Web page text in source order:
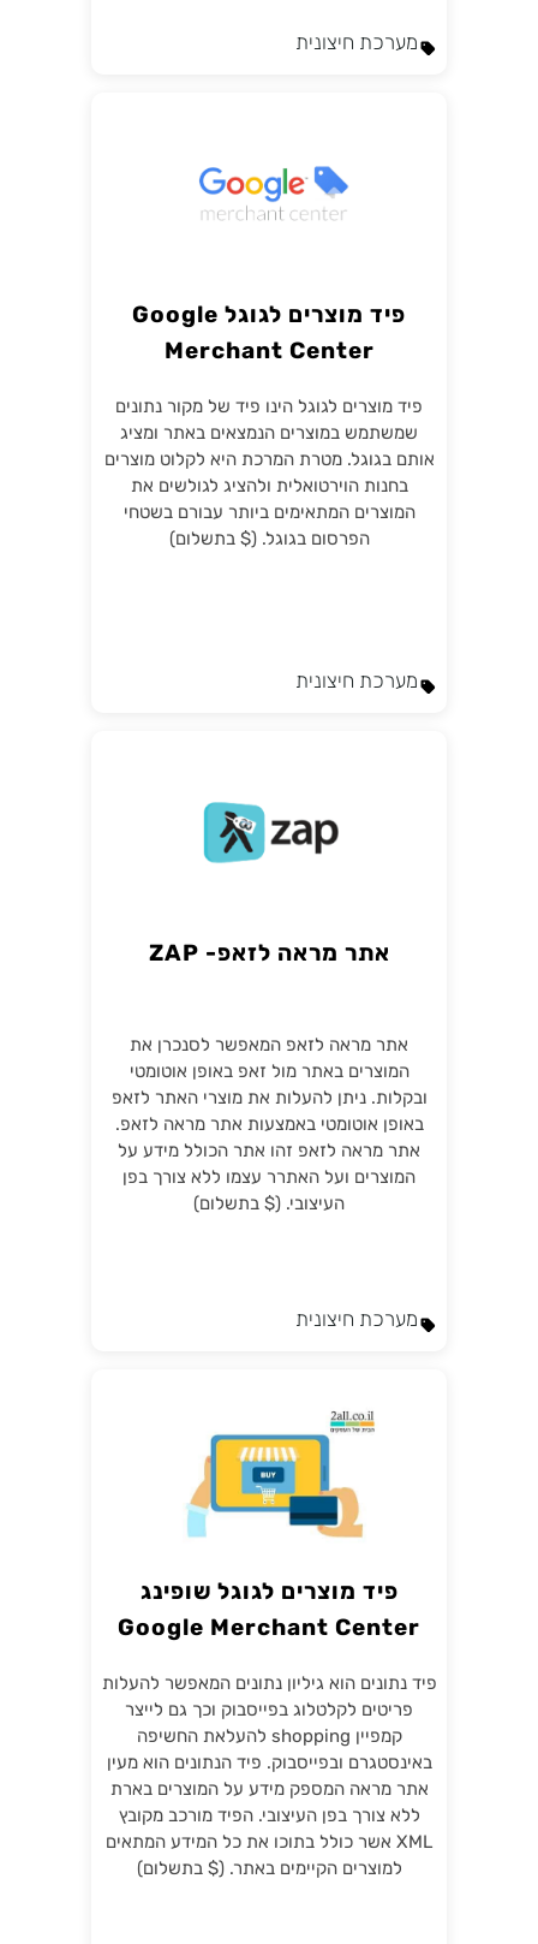
מערכת חיצונית
פיד מוצרים לגוגל Google
Merchant Center
פיד מוצרים לגוגל הינו פיד של מקור נתונים
שמשתמש במוצרים הנמצאים באתר ומציג
אותם בגוגל. מטרת המרכת היא לקלוט מוצרים
בחנות הוירטואלית ולהציג לגולשים את
המוצרים המתאימים ביותר עבורם בשטחי
הפרסום בגוגל. ($ בתשלום)
מערכת חיצונית
אתר מראה לזאפ- ZAP
אתר מראה לזאפ המאפשר לסנכרן את
המוצרים באתר מול זאפ באופן אוטומטי
ובקלות. ניתן להעלות את מוצרי האתר לזאפ
באופן אוטומטי באמצעות אתר מראה לזאפ.
אתר מראה לזאפ זהו אתר הכולל מידע על
המוצרים ועל האתרר עצמו ללא צורך בפן
העיצובי. ($ בתשלום)
מערכת חיצונית
פיד מוצרים לגוגל שופינג
Google Merchant Center
פיד נתונים הוא גיליון נתונים המאפשר להעלות
פריטים לקלטלוג בפייסבוק וכך גם לייצר
קמפיין shopping להעלאת החשיפה
באינסטגרם ובפייסבוק. פיד הנתונים הוא מעין
אתר מראה המספק מידע על המוצרים בארת
ללא צורך בפן העיצובי. הפיד מורכב מקובץ
XML אשר כולל בתוכו את כל המידע המתאים
למוצרים הקיימים באתר. ($ בתשלום)